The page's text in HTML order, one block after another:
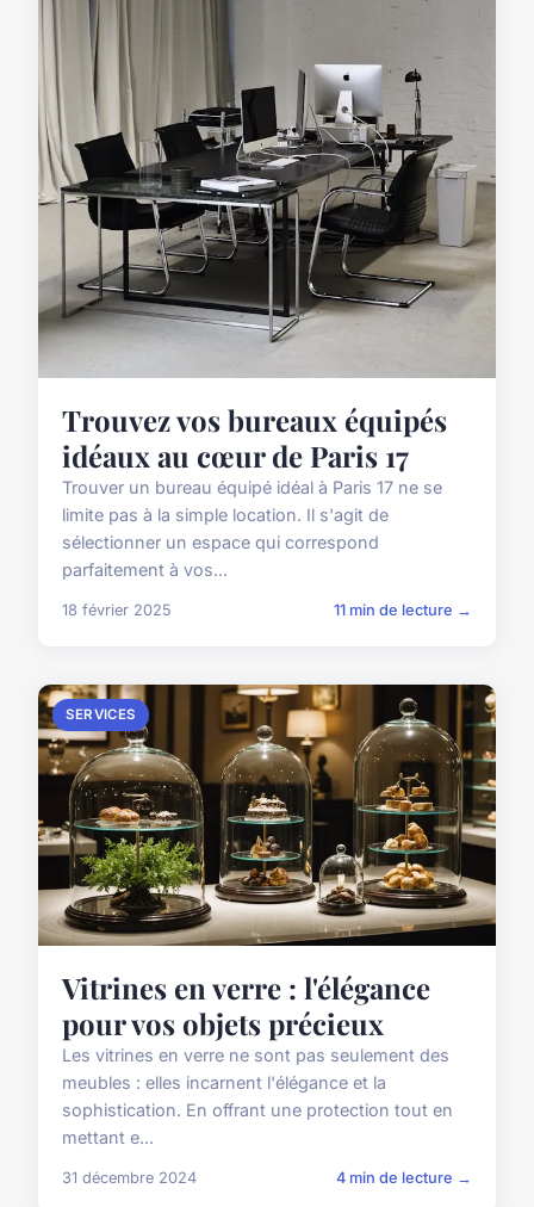
Trouvez vos bureaux équipés
idéaux au cœur de Paris 17
Trouver un bureau équipé idéal à Paris 17 ne se
limite pas à la simple location. Il s'agit de
sélectionner un espace qui correspond
parfaitement à vos...
18 février 2025 11 min de lecture →
SERVICES
Vitrines en verre : l'élégance
pour vos objets précieux
Les vitrines en verre ne sont pas seulement des
meubles : elles incarnent l'élégance et la
sophistication. En offrant une protection tout en
mettant e...
31 décembre 2024 4 min de lecture →